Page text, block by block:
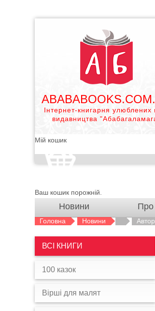
Інтернет-книгарня улюблених
видавництва
Мій кошик
Ваш кошик порожній.
Новини Про
Головна Новини
ВСІ КНИГИ
100 казок
Вірші для малят